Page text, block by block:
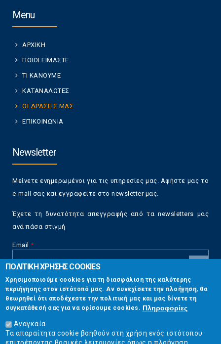
Menu
ΑΡΧΙΚΗ
ΠΟΙΟΙ ΕΙΜΑΣΤΕ
ΤΙ ΚΑΝΟΥΜΕ
ΚΑΤΑΝΑΛΩΤΕΣ
ΟΙ ΔΡΑΣΕΙΣ ΜΑΣ
ΕΠΙΚΟΙΝΩΝΙΑ
Newsletter
Μείνετε ενημερωμένοι για τις υπηρεσίες μας. Αφήστε μας το
e-mail σας και εγγραφείτε στο newsletter μας.
Έχετε τη δυνατότητα απεγγραφής από τα newsletters μας
ανά πάσα στιγμή
Email *
CAPTCHA
This
question is
for testing
whether or
not you are a
human visitor
and to
Επικοινωνία
Στουρνάρη 17, Αθήνα 10683
2103304444
ΠΟΛΙΤΙΚΗ ΧΡΗΣΗΣ COOKIES
Χρησιμοποιούμε cookies για τη διασφάλιση της καλύτερης
περιήγησης στον ιστότοπό μας. Αν συνεχίσετε την πλοήγηση, θα
θεωρηθεί ότι αποδέχεστε την πολιτική μας και μας δίνετε τη
συγκατάθεσή σας για να ορίσουμε cookies. Πληροφορίες
Αναγκαία
Τα απαραίτητα cookie βοηθούν στη χρήση ενός ιστότοπου